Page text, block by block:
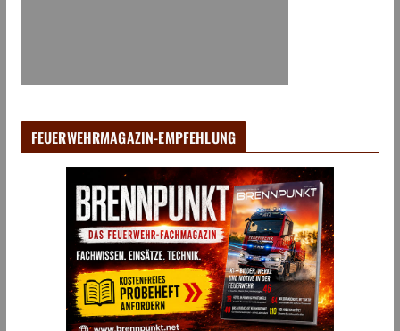
FEUERWEHRMAGAZIN-EMPFEHLUNG